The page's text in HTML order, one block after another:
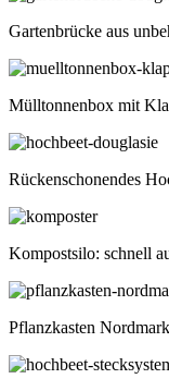
Gartenbrücke aus
Mülltonnenbox mit
Rückenschonendes
Kompostsilo: schnell
Pflanzkasten